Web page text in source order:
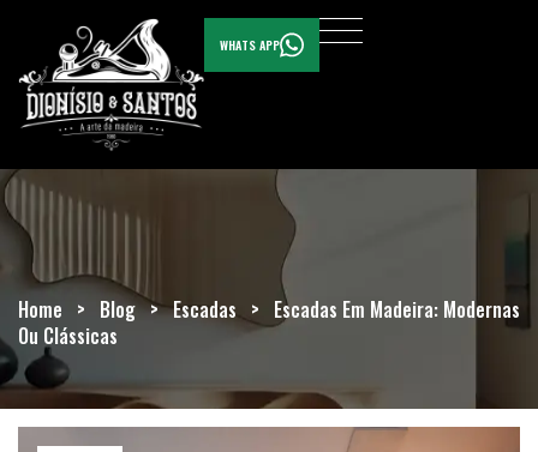
WHATS APP
Home > Blog > Escadas > Escadas Em Madeira: Modernas
Ou Clássicas